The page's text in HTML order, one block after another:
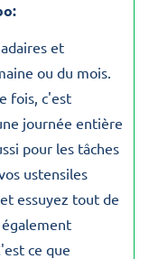
et
ou du mois.
fois, c'est
journée entière
pour les tâches
ustensiles
essuyez tout de
ce que